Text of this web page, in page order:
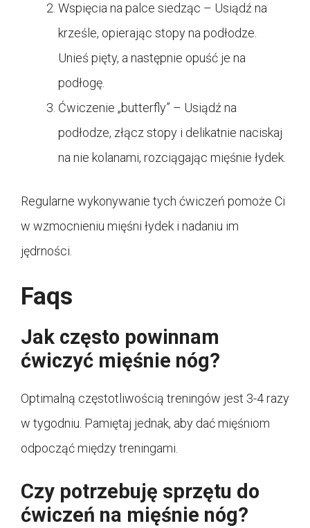
Wspięcia na palce siedząc – Usiądź na
krześle, opierając stopy na podłodze.
Unieś pięty, a następnie opuść je na
podłogę.
Ćwiczenie „butterfly” – Usiądź na
podłodze, złącz stopy i delikatnie naciskaj
na nie kolanami, rozciągając mięśnie łydek.
Regularne wykonywanie tych ćwiczeń pomoże Ci
w wzmocnieniu mięśni łydek i nadaniu im
jędrności.
Faqs
Jak często powinnam
ćwiczyć mięśnie nóg?
Optimalną częstotliwością treningów jest 3-4 razy
w tygodniu. Pamiętaj jednak, aby dać mięśniom
odpocząć między treningami.
Czy potrzebuję sprzętu do
ćwiczeń na mięśnie nóg?